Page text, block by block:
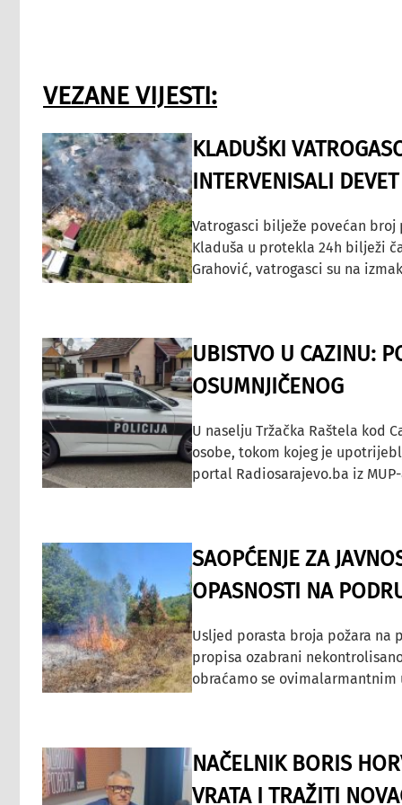
VEZANE VIJESTI:
KLADUŠKI
INTERVENISALI
Vatrogasci bilježe povećan
Kladuša u protekla 24h bilježi
Grahović, vatrogasci su na
UBISTVO U CAZINU:
OSUMNJIČENOG
U naselju Tržačka Raštela kod
osobe, tokom kojeg je
portal Radiosarajevo.ba iz
SAOPĆENJE ZA
OPASNOSTI NA
Usljed porasta broja požara na
propisa ozabrani
obraćamo se ovimalarmantnim
NAČELNIK BORIS
VRATA I TRAŽITI